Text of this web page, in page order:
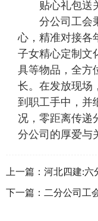
贴心礼包送
分公司工会秉
心，精准对接各
子女精心定制文
具等物品，全方
长。在发放现场
到职工手中，并
况，零距离传递
分公司的厚爱与
上一篇： 河北四建:六
下一篇： 二分公司工